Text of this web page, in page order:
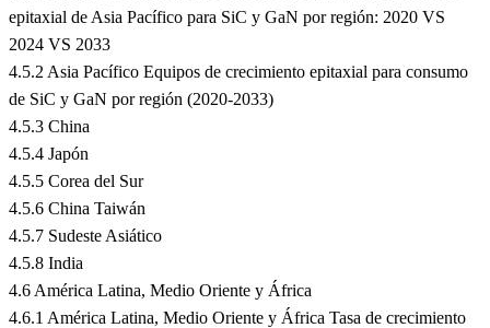
epitaxial de Asia Pacífico para SiC y GaN por región: 2020 VS
2024 VS 2033
4.5.2 Asia Pacífico Equipos de crecimiento epitaxial para consumo
de SiC y GaN por región (2020-2033)
4.5.3 China
4.5.4 Japón
4.5.5 Corea del Sur
4.5.6 China Taiwán
4.5.7 Sudeste Asiático
4.5.8 India
4.6 América Latina, Medio Oriente y África
4.6.1 América Latina, Medio Oriente y África Tasa de crecimiento